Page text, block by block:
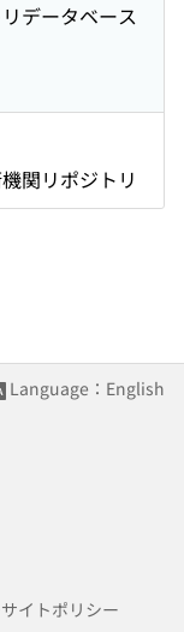
データベース
関リポジトリ
Language：English
サイトポリシー